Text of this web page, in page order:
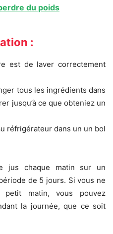
du poids
:
est de laver correctement
tous les ingrédients dans
jusqu’à ce que obteniez un
réfrigérateur dans un un bol
jus chaque matin sur un
de 5 jours. Si vous ne
matin, vous pouvez
la journée, que ce soit